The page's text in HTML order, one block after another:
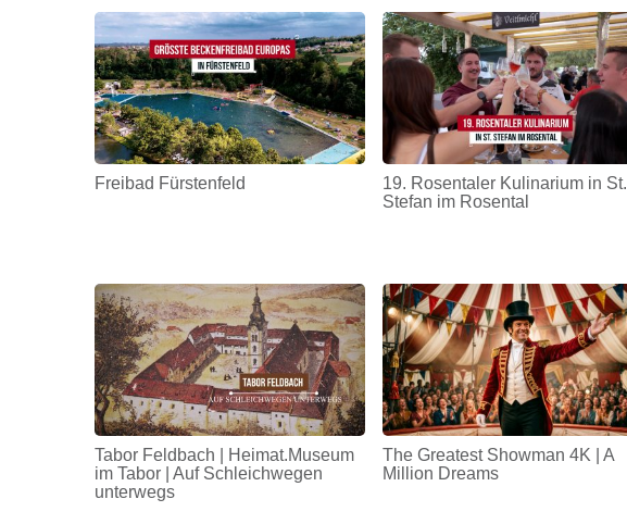
Freibad Fürstenfeld
19. Rosentaler Kulinarium in St.
Stefan im Rosental
Tabor Feldbach | Heimat.Museum
im Tabor | Auf Schleichwegen
unterwegs
The Greatest Showman 4K | A
Million Dreams